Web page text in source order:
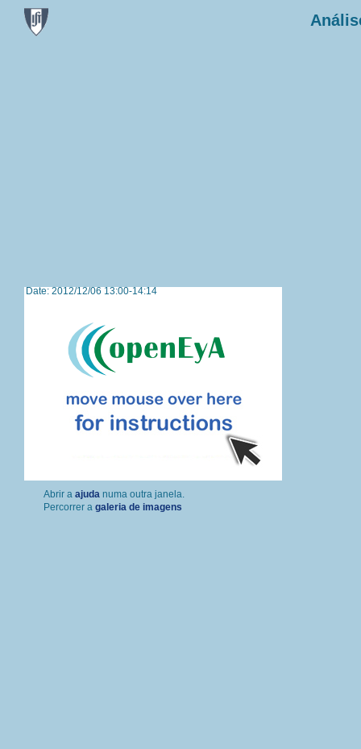
Date: 2012/12/06 13:00-14:14
Percorrer a galeria de imagens